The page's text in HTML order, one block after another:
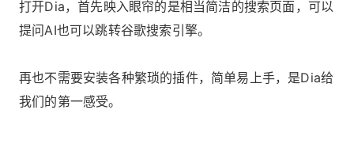
打开Dia，首先映入眼帘的是相当简洁的搜索页面，可以
提问AI也可以跳转谷歌搜索引擎。
再也不需要安装各种繁琐的插件，简单易上手，是Dia给
我们的第一感受。